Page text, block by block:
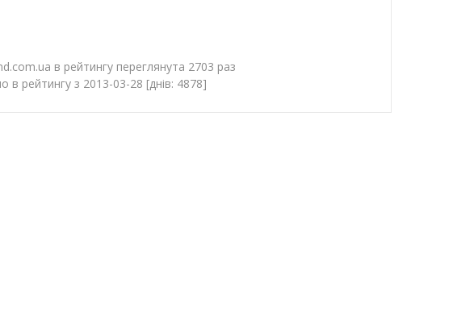
в рейтингу переглянута 2703 раз
в рейтингу з 2013-03-28 [днів: 4878]